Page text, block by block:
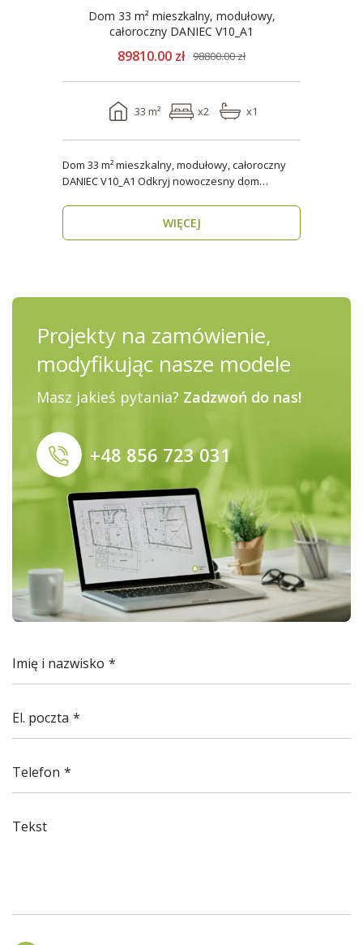
Dom 33 m² mieszkalny, modułowy,
całoroczny DANIEC V10_A1
89810.00 zł 98800.00 zł
33 m² x2 x1
Dom 33 m² mieszkalny, modułowy, całoroczny
DANIEC V10_A1 Odkryj nowoczesny dom
WIĘCEJ
Projekty na zamówienie,
modyfikując nasze modele
Masz jakieś pytania? Zadzwoń do nas!
+48 856 723 031
Imię i nazwisko
El. poczta
Telefon
Tekst